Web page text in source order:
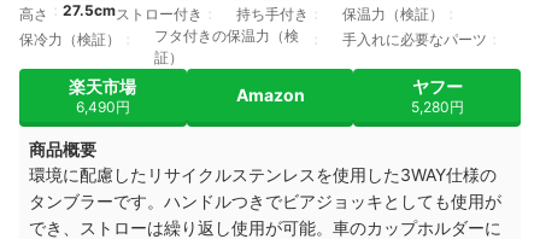
高さ 27.5cmストロー付き 持ち手付き
保温力（検証）
保冷力（検証）
フタ付きの保温力（検
証）
手入れに必要なパーツ
楽天市場
6,490円
Amazon ヤフー
5,280円
商品概要
環境に配慮したリサイクルステンレスを使用した3WAY仕様の
タンブラーです。ハンドルつきでビアジョッキとしても使用が
でき、ストローは繰り返し使用が可能。車のカップホルダーに